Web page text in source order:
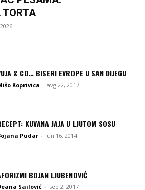
TORTA
& CO… BISERI EVROPE U SAN DIJEGU
Koprivica - avg 22, 2017
KUVANA JAJA U LJUTOM SOSU
Pudar - jun 16, 2014
BOJAN LJUBENOVIĆ
Sailović - sep 2, 2017